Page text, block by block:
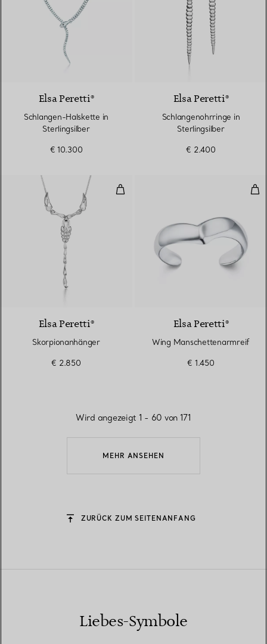
Elsa Peretti®
Schlangen-Halskette in
Sterlingsilber
€ 10.300
Elsa Peretti®
Schlangenohrringe in
Sterlingsilber
€ 2.400
Skorpionanhänger
Elsa Peretti®
Skorpionanhänger
€ 2.850
Elsa Peretti®
Wing Manschettenarmreif
€ 1.450
MEHR ANSEHEN
Wird angezeigt 1 - 60 von 171
ZURÜCK ZUM SEITENANFANG
Liebes-Symbole